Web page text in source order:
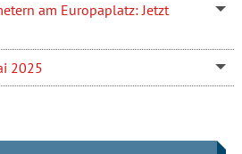
am Europaplatz: Jetzt
2025